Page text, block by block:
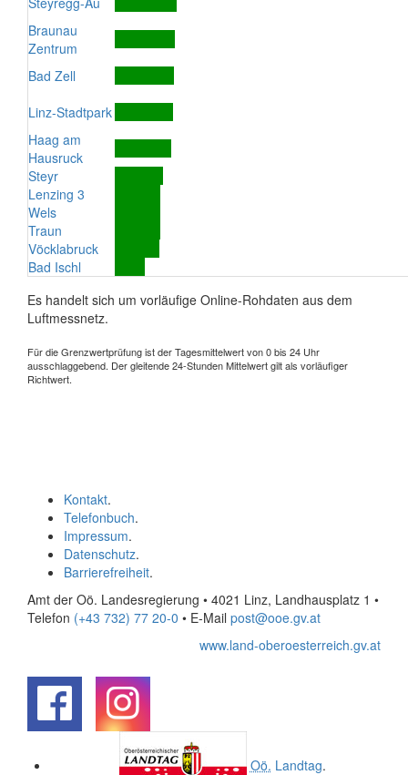
Braunau
Zentrum
Bad Zell
Linz-Stadtpark
Haag am
Hausruck
Steyr
Lenzing 3
Wels
Traun
Vöcklabruck
Bad Ischl
Es handelt sich um vorläufige Online-Rohdaten aus dem
Luftmessnetz.
Für die Grenzwertprüfung ist der Tagesmittelwert von 0 bis 24 Uhr
ausschlaggebend. Der gleitende 24-Stunden Mittelwert gilt als vorläufiger
Richtwert.
Kontakt.
Telefonbuch.
Impressum.
Datenschutz.
Barrierefreiheit.
Amt der Oö. Landesregierung • 4021 Linz, Landhausplatz 1 •
Telefon (+43 732) 77 20-0 • E-Mail post@ooe.gv.at
www.land-oberoesterreich.gv.at
Oö. Landtag.